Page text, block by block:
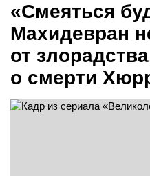
«Смеяться
Махидевран
от
о смерти